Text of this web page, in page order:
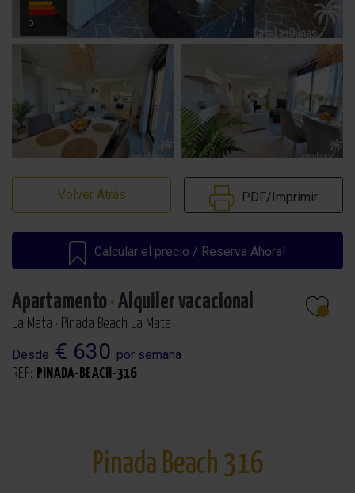
D
Volver Atrás PDF/Imprimir
Calcular el precio / Reserva Ahora!
Apartamento·Alquiler vacacional
La Mata · Pinada Beach La Mata
Desde € 630 por semana
REF.: PINADA-BEACH-316
Pinada Beach 316